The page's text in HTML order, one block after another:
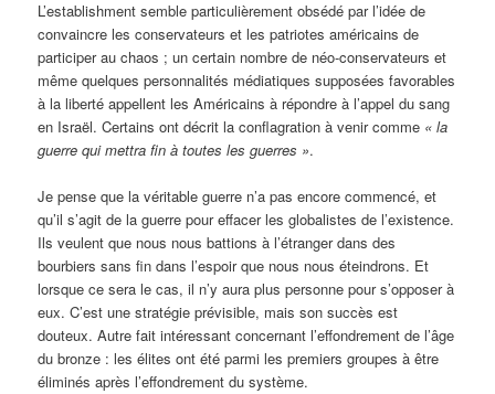
L’establishment semble particulièrement obsédé par l’idée de
convaincre les conservateurs et les patriotes américains de
participer au chaos ; un certain nombre de néo-conservateurs et
même quelques personnalités médiatiques supposées favorables
à la liberté appellent les Américains à répondre à l’appel du sang
en Israël. Certains ont décrit la conflagration à venir comme « la
guerre qui mettra fin à toutes les guerres ».
Je pense que la véritable guerre n’a pas encore commencé, et
qu’il s’agit de la guerre pour effacer les globalistes de l’existence.
Ils veulent que nous nous battions à l’étranger dans des
bourbiers sans fin dans l’espoir que nous nous éteindrons. Et
lorsque ce sera le cas, il n’y aura plus personne pour s’opposer à
eux. C’est une stratégie prévisible, mais son succès est
douteux. Autre fait intéressant concernant l’effondrement de l’âge
du bronze : les élites ont été parmi les premiers groupes à être
éliminés après l’effondrement du système.